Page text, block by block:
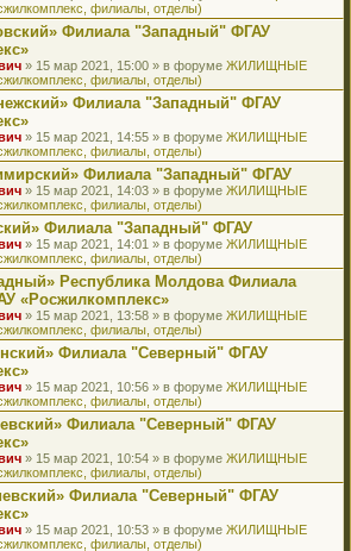
филиалы, отделы)
Филиала "Западный" ФГАУ
» 15 мар 2021, 15:00 » в форуме ЖИЛИЩНЫЕ
филиалы, отделы)
Филиала "Западный" ФГАУ
» 15 мар 2021, 14:55 » в форуме ЖИЛИЩНЫЕ
филиалы, отделы)
Филиала "Западный" ФГАУ
» 15 мар 2021, 14:03 » в форуме ЖИЛИЩНЫЕ
филиалы, отделы)
Филиала "Западный" ФГАУ
» 15 мар 2021, 14:01 » в форуме ЖИЛИЩНЫЕ
филиалы, отделы)
Республика Молдова Филиала
«Росжилкомплекс»
» 15 мар 2021, 13:58 » в форуме ЖИЛИЩНЫЕ
филиалы, отделы)
Филиала "Северный" ФГАУ
» 15 мар 2021, 10:56 » в форуме ЖИЛИЩНЫЕ
филиалы, отделы)
Филиала "Северный" ФГАУ
» 15 мар 2021, 10:54 » в форуме ЖИЛИЩНЫЕ
филиалы, отделы)
Филиала "Северный" ФГАУ
» 15 мар 2021, 10:53 » в форуме ЖИЛИЩНЫЕ
филиалы, отделы)